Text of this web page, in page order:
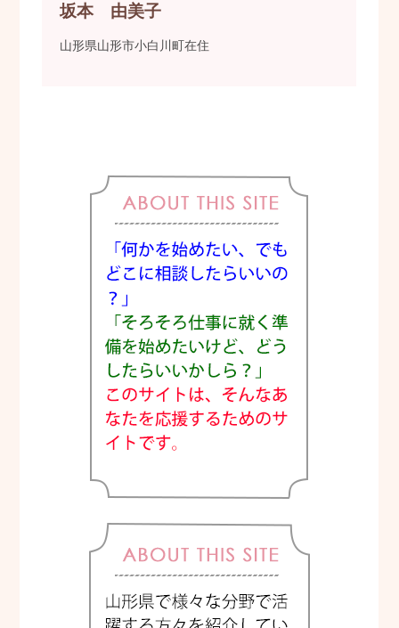
坂本 由美子
山形県山形市小白川町在住